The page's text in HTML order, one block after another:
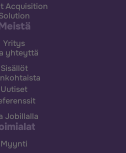
Acquisition
Yritys
yhteyttä
Sisällöt
Uutiset
Jobillalla
Myynti